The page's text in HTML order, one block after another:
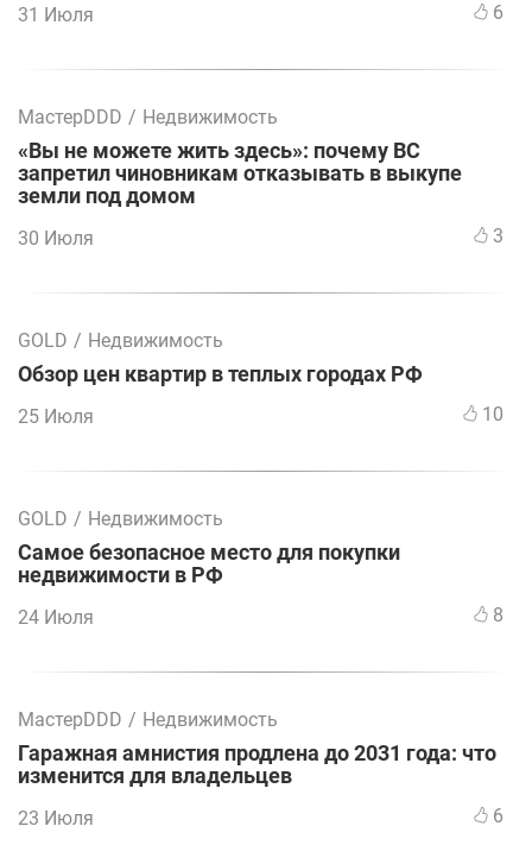
31 Июля 6
МастерDDD / Недвижимость
«Вы не можете жить здесь»: почему ВС
запретил чиновникам отказывать в выкупе
земли под домом
30 Июля 3
GOLD / Недвижимость
Обзор цен квартир в теплых городах РФ
25 Июля 10
GOLD / Недвижимость
Самое безопасное место для покупки
недвижимости в РФ
24 Июля 8
МастерDDD / Недвижимость
Гаражная амнистия продлена до 2031 года: что
изменится для владельцев
23 Июля 6